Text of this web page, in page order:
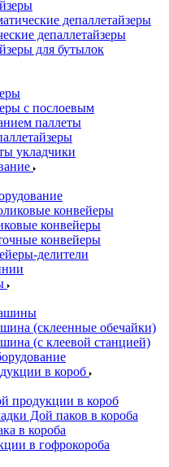
депаллетайзеры
депаллетайзеры
для бутылок
с послоевым
паллеты
укладчики
конвейеры
конвейеры
конвейеры
делители
(склеенные обечайки)
(с клеевой станцией)
в короб
продукции в короб
Дой паков в короба
в короба
в гофрокороба